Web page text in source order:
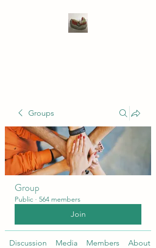
Groups
Group
Public · 564 members
Join
Discussion Media Members About